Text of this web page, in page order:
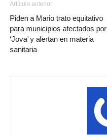
Artículo anterior
Piden a Mario trato equitativo
para municipios afectados por
‘Jova’ y alertan en materia
sanitaria